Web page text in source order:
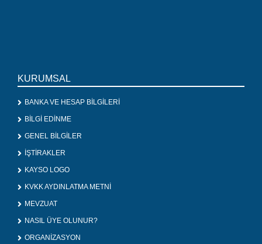
KURUMSAL
BANKA VE HESAP BİLGİLERİ
BİLGİ EDİNME
GENEL BİLGİLER
İŞTİRAKLER
KAYSO LOGO
KVKK AYDINLATMA METNİ
MEVZUAT
NASIL ÜYE OLUNUR?
ORGANİZASYON